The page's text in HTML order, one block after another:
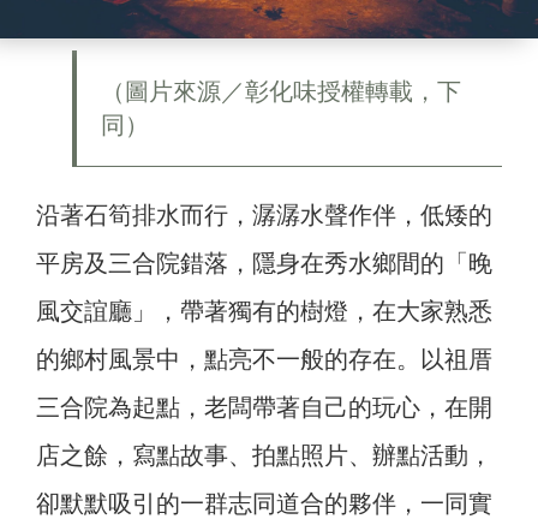
（圖片來源／彰化味授權轉載，下
同）
沿著石筍排水而行，潺潺水聲作伴，低矮的
平房及三合院錯落，隱身在秀水鄉間的「晚
風交誼廳」，帶著獨有的樹燈，在大家熟悉
的鄉村風景中，點亮不一般的存在。以祖厝
三合院為起點，老闆帶著自己的玩心，在開
店之餘，寫點故事、拍點照片、辦點活動，
卻默默吸引的一群志同道合的夥伴，一同實